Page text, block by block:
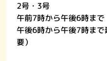
2号・3号
午前7時から午後6時まで
午後6時から午後7時ま
要）